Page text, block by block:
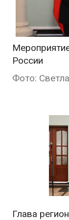
России
Фото:
Глава